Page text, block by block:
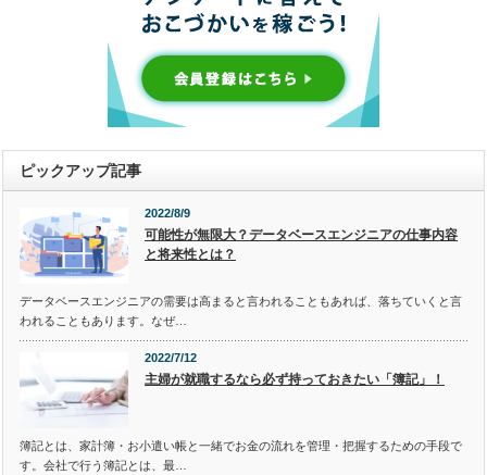
ピックアップ記事
2022/8/9
可能性が無限大？データベースエンジニアの仕事内容
と将来性とは？
データベースエンジニアの需要は高まると言われることもあれば、落ちていくと言
われることもあります。なぜ…
2022/7/12
主婦が就職するなら必ず持っておきたい「簿記」！
簿記とは、家計簿・お小遣い帳と一緒でお金の流れを管理・把握するための手段で
す。会社で行う簿記とは、最…